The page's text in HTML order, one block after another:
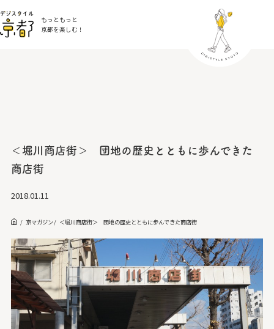
もっともっと
京都を楽しむ！
＜堀川商店街＞ 団地の歴史とともに歩んできた
商店街
2018.01.11
京マガジン ＜堀川商店街＞ 団地の歴史とともに歩んできた商店街